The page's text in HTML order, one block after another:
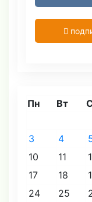
Пн Вт
3
4
10
11
17
18
24
25